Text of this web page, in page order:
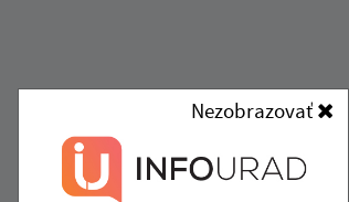
Nezobrazovať